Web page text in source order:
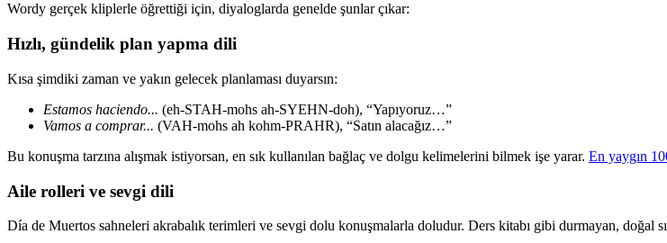
Wordy gerçek kliplerle öğrettiği için, diyaloglarda genelde şunlar çıkar:
Hızlı, gündelik plan yapma dili
Kısa şimdiki zaman ve yakın gelecek planlaması duyarsın:
Estamos haciendo... (eh-STAH-mohs ah-SYEHN-doh), “Yapıyoruz…”
Vamos a comprar... (VAH-mohs ah kohm-PRAHR), “Satın alacağız…”
Bu konuşma tarzına alışmak istiyorsan, en sık kullanılan bağlaç ve dolgu kelimelerini bilmek işe yarar. En yaygın
Aile rolleri ve sevgi dili
Día de Muertos sahneleri akrabalık terimleri ve sevgi dolu konuşmalarla doludur. Ders kitabı gibi durmayan, doğal